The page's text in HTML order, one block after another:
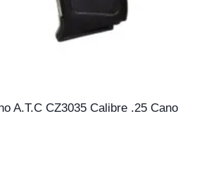
A.T.C CZ3035 Calibre .25 Cano